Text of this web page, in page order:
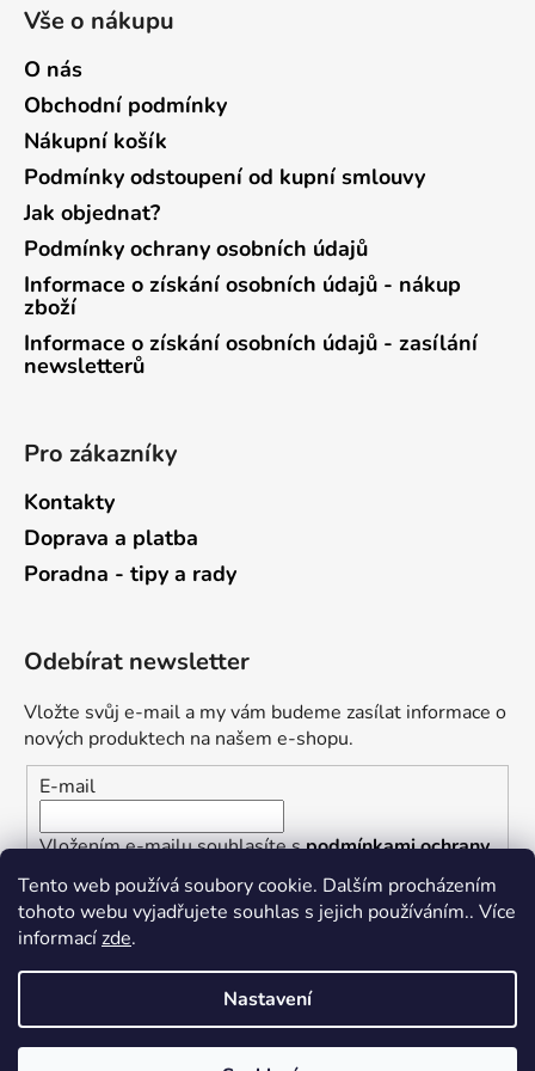
Tento web používá soubory cookie. Dalším procházením
tohoto webu vyjadřujete souhlas s jejich používáním.. Více
informacízde.
Nastavení
Vše o nákupu
O nás
Obchodní podmínky
Nákupní košík
Podmínky odstoupení od kupní smlouvy
Jak objednat?
Podmínky ochrany osobních údajů
Informace o získání osobních údajů - nákup
zboží
Informace o získání osobních údajů - zasílání
newsletterů
Pro zákazníky
Kontakty
Doprava a platba
Poradna - tipy a rady
Odebírat newsletter
Vložte svůj e-mail a my vám budeme zasílat informace o
nových produktech na našem e-shopu.
E-mail
Vložením e-mailu souhlasíte spodmínkami ochrany
osobních údajů
PŘIHLÁSIT SE
Vytvořil Shoptet